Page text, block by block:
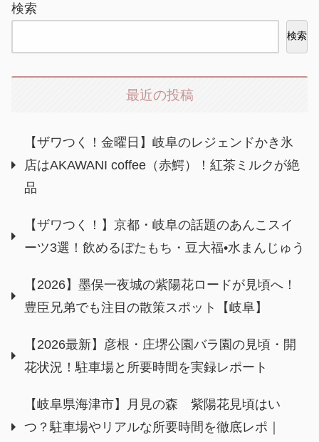
検索
検索
最近の投稿
【ザワつく！金曜日】岐阜のレジェンドかき氷
店はAKAWANI coffee（赤鰐）！紅茶ミルクが絶
品
【ザワつく！】京都・岐阜の話題のあんこスイ
ーツ3選！飲めるぼたもち・豆大福•水まんじゅう
【2026】墨俣一夜城の紫陽花ロードが見頃へ！
豊臣兄弟でも注目の散策スポット【岐阜】
【2026最新】彦根・庄堺公園バラ園の見頃・開
花状況！駐車場と所要時間を実録レポート
【岐阜県海津市】月見の森 紫陽花見頃はい
つ？駐車場やリアルな所要時間を徹底レポ｜